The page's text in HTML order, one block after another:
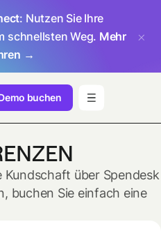
: Nutzen Sie Ihre
schnellsten Weg. Mehr
→
buchen
Kundschaft über Spendesk
buchen Sie einfach eine